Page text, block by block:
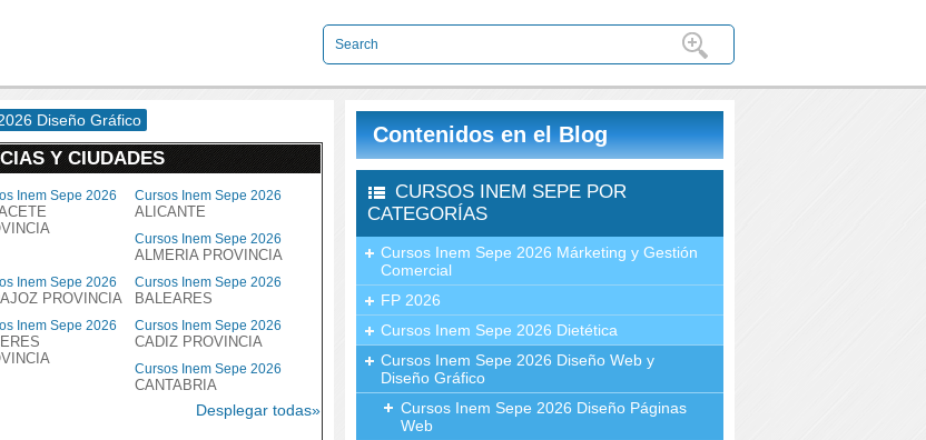
Diseño Gráfico
Y CIUDADES
Inem Sepe 2026 Cursos Inem Sepe 2026
ALICANTE
Cursos Inem Sepe 2026
ALMERIA PROVINCIA
Inem Sepe 2026
PROVINCIA
Cursos Inem Sepe 2026
BALEARES
Inem Sepe 2026 Cursos Inem Sepe 2026
CADIZ PROVINCIA
Cursos Inem Sepe 2026
CANTABRIA
Desplegar todas»
Contenidos en el Blog
CURSOS INEM SEPE POR
CATEGORÍAS
Cursos Inem Sepe 2026 Márketing y Gestión
Comercial
FP 2026
Cursos Inem Sepe 2026 Dietética
Cursos Inem Sepe 2026 Diseño Web y
Diseño Gráfico
Cursos Inem Sepe 2026 Diseño Páginas
Web